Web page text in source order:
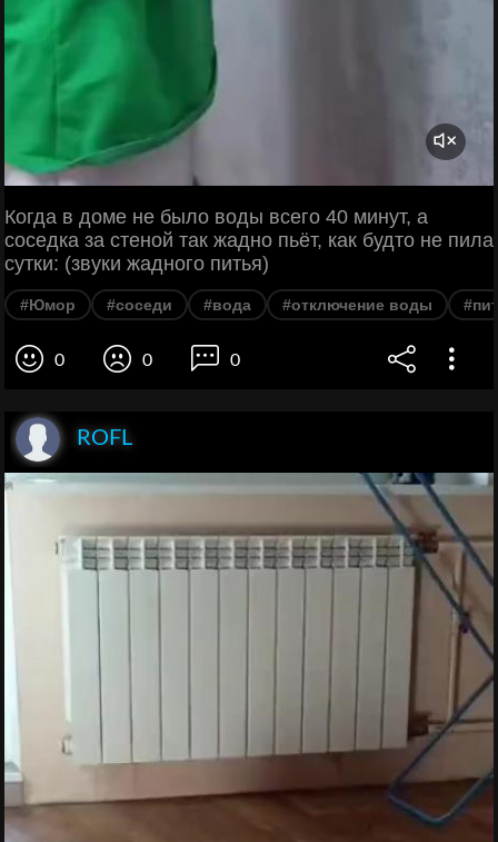
Когда в доме не было воды всего 40 минут, а
соседка за стеной так жадно пьёт, как будто не пила
сутки: (звуки жадного питья)
#Юмор #соседи #вода #отключение воды
0 0 0
ROFL